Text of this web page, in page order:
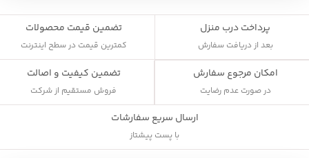
پرداخت درب منزل
بعد از دریافت سفارش
تضمین قیمت محصولات
کمترین قیمت در سطح اینترنت
امکان مرجوع سفارش
در صورت عدم رضایت
تضمین کیفیت و اصالت
فروش مستقیم از شرکت
ارسال سریع سفارشات
با پست پیشتاز